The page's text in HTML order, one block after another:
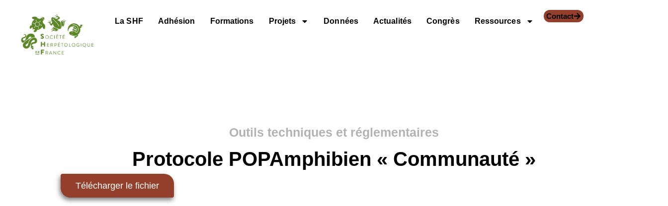
La SHF Adhésion Formations Projets Données Actualités Congrès Ressources
Contact
Outils techniques et réglementaires
Protocole POPAmphibien « Communauté »
Télécharger le fichier